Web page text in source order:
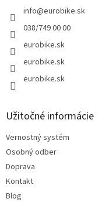
info@eurobike.sk
038/749 00 00
eurobike.sk
eurobike.sk
eurobike.sk
Užitočné informácie
Vernostný systém
Osobný odber
Doprava
Kontakt
Blog